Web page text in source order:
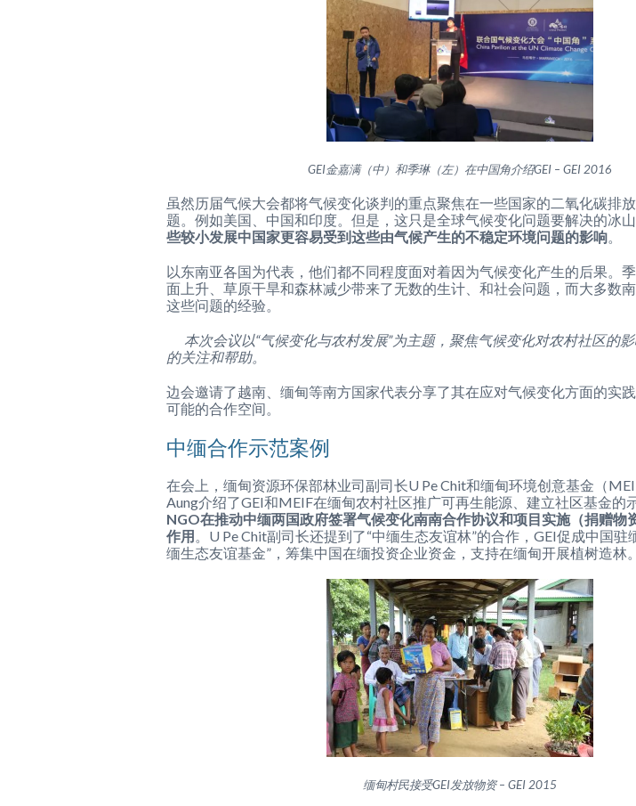
GEI金嘉满（中）和季琳（左）在中国角介绍GEI – GEI 2016
虽然历届气候大会都将气候变化谈判的重点聚焦在一些国家的二氧化碳排
题。例如美国、中国和印度。但是，这只是全球气候变化问题要解决的冰山
些较小发展中国家更容易受到这些由气候产生的不稳定环境问题的影响。
以东南亚各国为代表，他们都不同程度面对着因为气候变化产生的后果。
面上升、草原干旱和森林减少带来了无数的生计、和社会问题，而大多数
这些问题的经验。
本次会议以“气候变化与农村发展”为主题，聚焦气候变化对农村社区的
的关注和帮助。
边会邀请了越南、缅甸等南方国家代表分享了其在应对气候变化方面的实
可能的合作空间。
中缅合作示范案例
在会上，缅甸资源环保部林业司副司长U Pe Chit和缅甸环境创意基金（
Aung介绍了GEI和MEIF在缅甸农村社区推广可再生能源、建立社区基金的
NGO在推动中缅两国政府签署气候变化南南合作协议和项目实施（捐赠物
作用 。U Pe Chit副司长还提到了“中缅生态友谊林”的合作，GEI促成中国驻
缅生态友谊基金”，筹集中国在缅投资企业资金，支持在缅甸开展植树造林。
缅甸村民接受GEI发放物资 – GEI 2015